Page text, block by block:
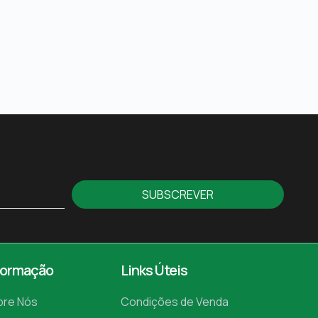
SUBSCREVER
Nós
Links Úteis
Condições de Venda